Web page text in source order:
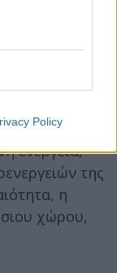
Policy
του
και την
ενέργεια,
της
η
χώρου,